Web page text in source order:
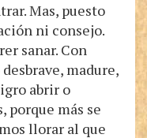
Mas, puesto
ni consejo.
sanar. Con
madure,
abrir o
porque más se
llorar al que